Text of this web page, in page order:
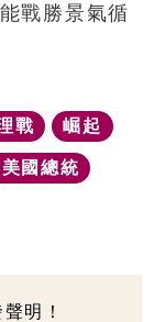
戰勝景氣循
戰 崛起
國總統
明！